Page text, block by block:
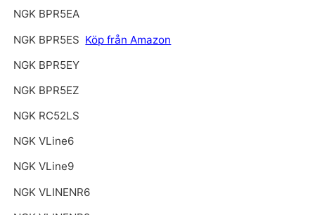
NGK BPR5EA
NGK BPR5ES Köp från Amazon
NGK BPR5EY
NGK BPR5EZ
NGK RC52LS
NGK VLine6
NGK VLine9
NGK VLINENR6